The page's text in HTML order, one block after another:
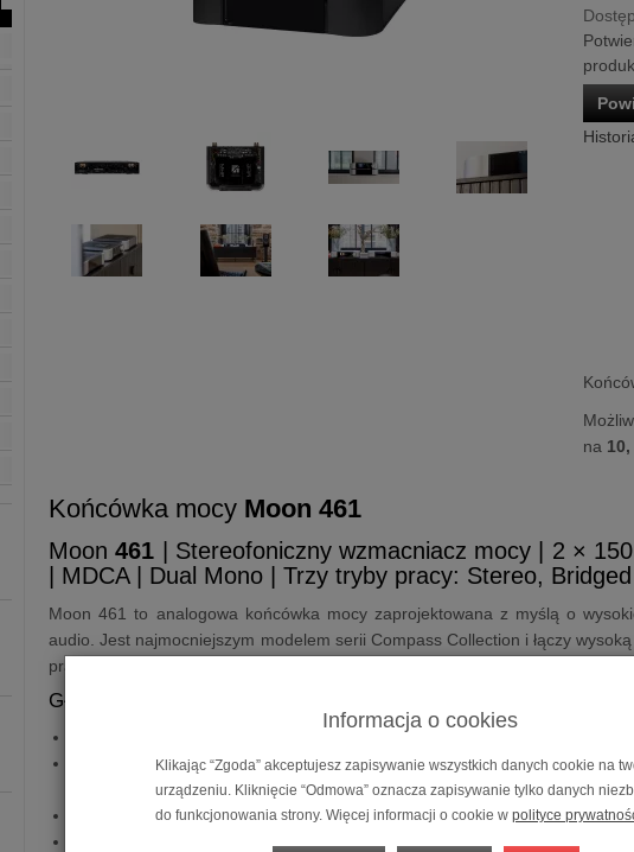
na
Końcówka mocy Moon 461
Moon461 | Stereofoniczny wzmacniacz mocy | 2 ×
| MDCA | Dual Mono | Trzy tryby pracy: Stereo,
Moon 461 to analogowa końcówka mocy zaprojektowana z myślą o
audio. Jest najmocniejszym modelem serii Compass Collection i łączy
pracą oraz możliwością konfiguracji w trybie stereo, mostkowanym mono lub
Główne cechy:
2 × 150 W przy 8 Ω, 2 × 300 W przy 4 Ω oraz
Technologia MDCA:autorska architektura Moon Distortion-
liniowość pracy wzmacniacza.
Architektura Dual Mono:niezależna konstrukcja dla każdego kanału
osobny moduł MHP dla
Informacja o cookies
Klikając “Zgoda” akceptujesz zapisywanie wszystkich danych cookie na
urządzeniu. Kliknięcie “Odmowa” oznacza zapisywanie tylko danych
do funkcjonowania strony. Więcej informacji o cookie w polityce